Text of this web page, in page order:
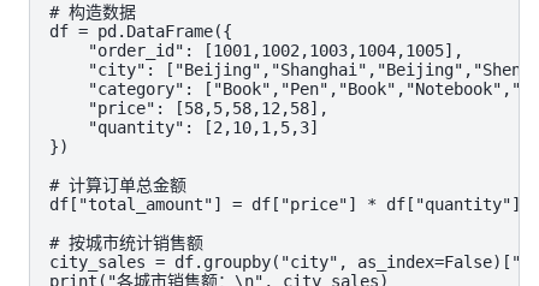
# 构造数据
df = pd.DataFrame({
    "order_id": [1001,1002,1003,1004,1005],
"city":
"category":
    "price": [58,5,58,12,58],
    "quantity": [2,10,1,5,3]
})
# 计算订单总金额
df["total_amount"] = df["price"] * df["quantity"]
# 按城市统计销售额
city_sales = df.groupby("city",
print("各城市销售额：\n", city_sales)